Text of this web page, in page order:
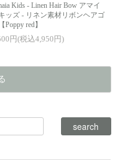
Kids - Linen Hair Bow アマイ
ッズ - リネン素材リボンヘアゴ
Poppy red】
円(税込4,950円)